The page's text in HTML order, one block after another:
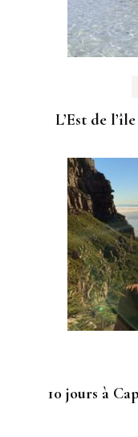
L’Est de
10 jours à